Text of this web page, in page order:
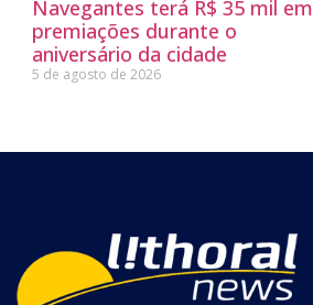
Navegantes terá R$ 35 mil em
premiações durante o
aniversário da cidade
5 de agosto de 2026